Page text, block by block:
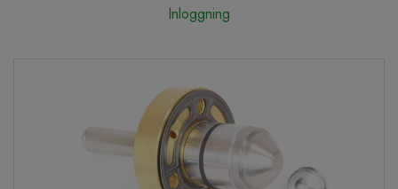
Inloggning